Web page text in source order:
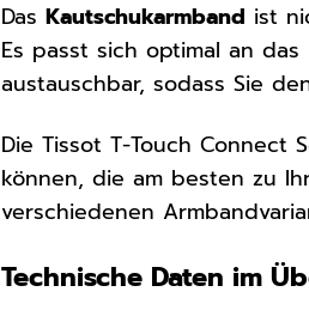
DasKautschukarmband ist
Es passt sich optimal an
austauschbar, sodass Sie
Die Tissot T-Touch Connect
können, die am besten zu
verschiedenen
Technische Daten im